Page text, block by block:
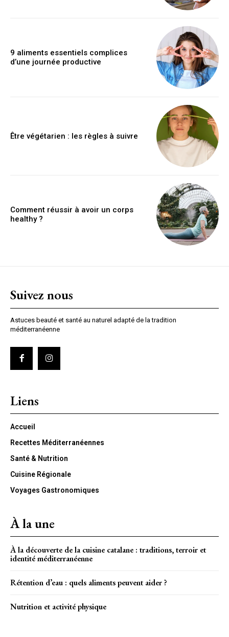
9 aliments essentiels complices
d’une journée productive
Être végétarien : les règles à suivre
Comment réussir à avoir un corps
healthy ?
Suivez nous
Astuces beauté et santé au naturel adapté de la tradition
méditerranéenne
Liens
Accueil
Recettes Méditerranéennes
Santé & Nutrition
Cuisine Régionale
Voyages Gastronomiques
À la une
À la découverte de la cuisine catalane : traditions, terroir et
identité méditerranéenne
Rétention d’eau : quels aliments peuvent aider ?
Nutrition et activité physique